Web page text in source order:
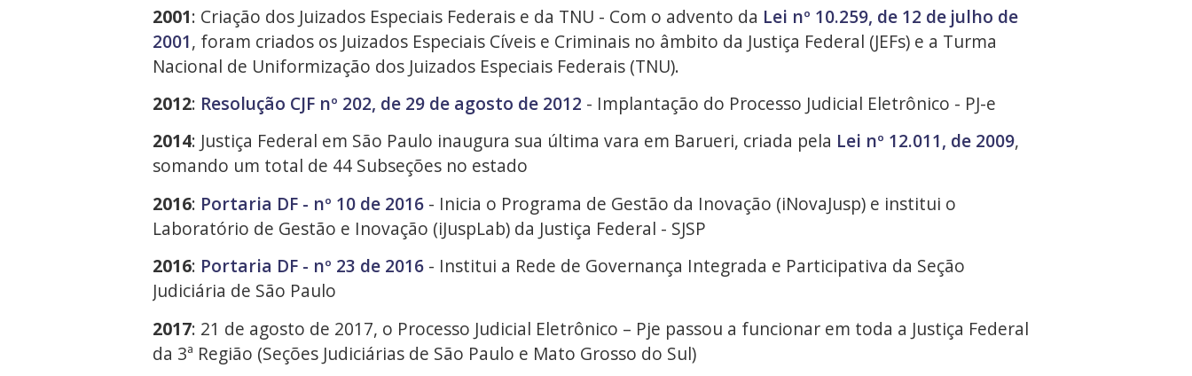
2001: Criação dos Juizados Especiais Federais e da TNU - Com o advento da Lei nº 10.259, de 12 de julho de
2001, foram criados os Juizados Especiais Cíveis e Criminais no âmbito da Justiça Federal (JEFs) e a Turma
Nacional de Uniformização dos Juizados Especiais Federais (TNU).
2012: Resolução CJF nº 202, de 29 de agosto de 2012 - Implantação do Processo Judicial Eletrônico - PJ-e
2014: Justiça Federal em São Paulo inaugura sua última vara em Barueri, criada pela Lei nº 12.011, de 2009,
somando um total de 44 Subseções no estado
2016: Portaria DF - nº 10 de 2016 - Inicia o Programa de Gestão da Inovação (iNovaJusp) e institui o
Laboratório de Gestão e Inovação (iJuspLab) da Justiça Federal - SJSP
2016: Portaria DF - nº 23 de 2016 - Institui a Rede de Governança Integrada e Participativa da Seção
Judiciária de São Paulo
2017: 21 de agosto de 2017, o Processo Judicial Eletrônico – Pje passou a funcionar em toda a Justiça Federal
da 3ª Região (Seções Judiciárias de São Paulo e Mato Grosso do Sul)